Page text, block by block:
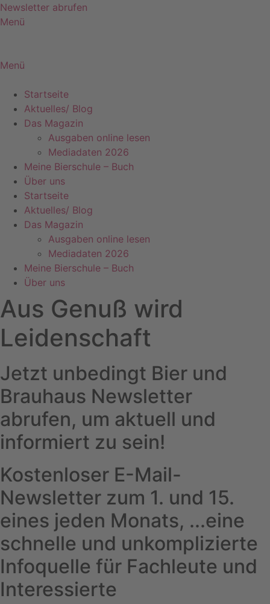
Zum
Inhalt
Newsletter abrufen
Menü
Menü
Startseite
Aktuelles/ Blog
Das Magazin
Ausgaben online lesen
Mediadaten 2026
Meine Bierschule – Buch
Über uns
Startseite
Aktuelles/ Blog
Das Magazin
Ausgaben online lesen
Mediadaten 2026
Meine Bierschule – Buch
Über uns
Aus Genuß wird
Leidenschaft
Jetzt unbedingt Bier und
Brauhaus Newsletter
abrufen, um aktuell und
informiert zu sein!
Kostenloser E-Mail-
Newsletter zum 1. und 15.
eines jeden Monats, ...eine
schnelle und unkomplizierte
Infoquelle für Fachleute und
Interessierte